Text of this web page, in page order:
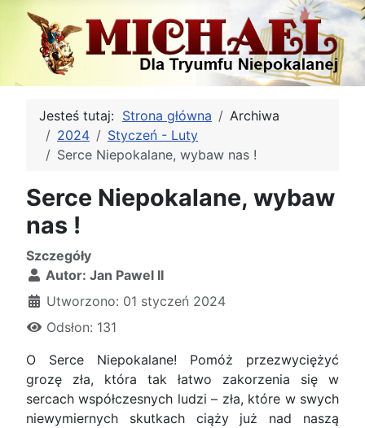
Jesteś tutaj: Strona główna
Archiwa
2024
Styczeń - Luty
Serce Niepokalane, wybaw nas !
Serce Niepokalane, wybaw
nas !
Szczegóły
Autor: Jan Pawel II
Utworzono: 01 styczeń 2024
Odsłon: 131
O Serce Niepokalane! Pomóż przezwyciężyć
grozę zła, która tak łatwo zakorzenia się w
sercach współczesnych ludzi – zła, które w swych
niewymiernych skutkach ciąży już nad naszą